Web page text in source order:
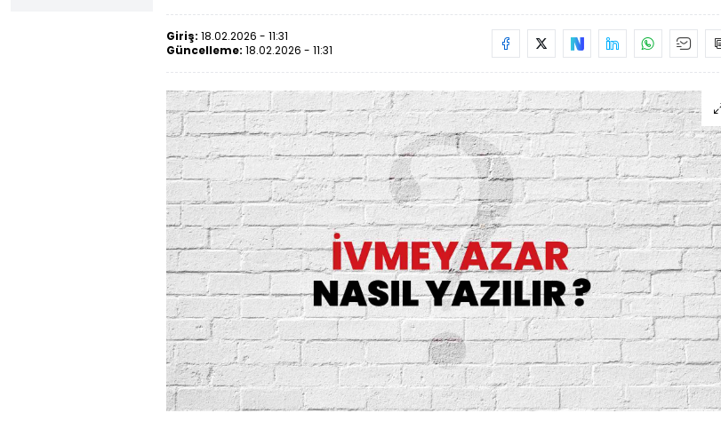
Giriş: 18.02.2026 - 11:31
Güncelleme: 18.02.2026 - 11:31